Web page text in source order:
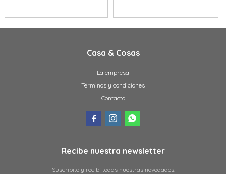
Casa & Cosas
La empresa
Términos y condiciones
Contacto
  
Recibe nuestra newsletter
¡Suscribite y recibí todas nuestras novedades!